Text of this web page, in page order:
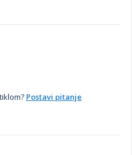
Postavi pitanje